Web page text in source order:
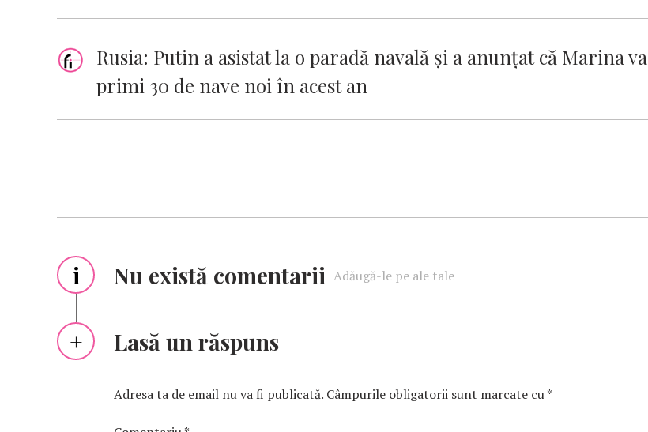
Rusia: Putin a asistat la o paradă navală şi a anunţat că Marina va
primi 30 de nave noi în acest an
i Nu există comentarii Adăugă-le pe ale tale
Lasă un răspuns
Adresa ta de email nu va fi publicată. Câmpurile obligatorii sunt marcate cu*